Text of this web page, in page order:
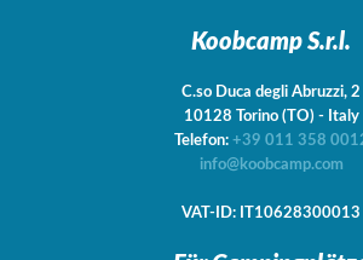
Koobcamp S.r.l.
C.so Duca degli Abruzzi, 2
10128
Torino (TO) - Italy
Telefon: +39 011 358
info@koobcamp.com
VAT-ID: IT10628300013